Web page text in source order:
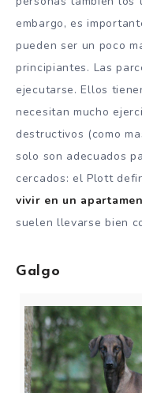
embargo, es
pueden ser un poco
principiantes. Las
ejecutarse.Ellos
necesitan mucho
destructivos (como
solo son adecuados
cercados: el Plott
vivir en un
suelen llevarse bien
Galgo